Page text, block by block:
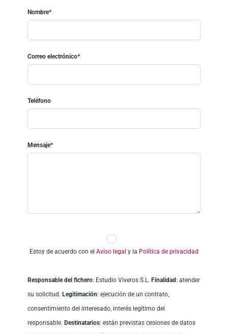
Nombre*
Correo electrónico*
Teléfono
Mensaje*
Estoy de acuerdo con el Aviso legal y la Política de privacidad
Responsable del fichero: Estudio Viveros S.L.Finalidad: atender
su solicitud.Legitimación: ejecución de un contrato,
consentimiento del interesado, interés legítimo del
responsable.Destinatarios: están previstas cesiones de datos